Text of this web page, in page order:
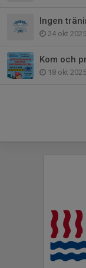
Ingen
24 okt 2025
Kom och
18 okt 2025